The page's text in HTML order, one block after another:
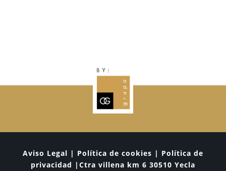
Aviso Legal | Política de cookies | Política de
privacidad |Ctra villena km 6 30510 Yecla